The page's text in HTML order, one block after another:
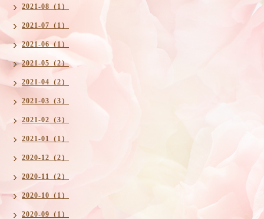
2021-08（1）
2021-07（1）
2021-06（1）
2021-05（2）
2021-04（2）
2021-03（3）
2021-02（3）
2021-01（1）
2020-12（2）
2020-11（2）
2020-10（1）
2020-09（1）